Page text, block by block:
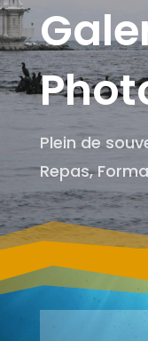
Plein de
Repas,